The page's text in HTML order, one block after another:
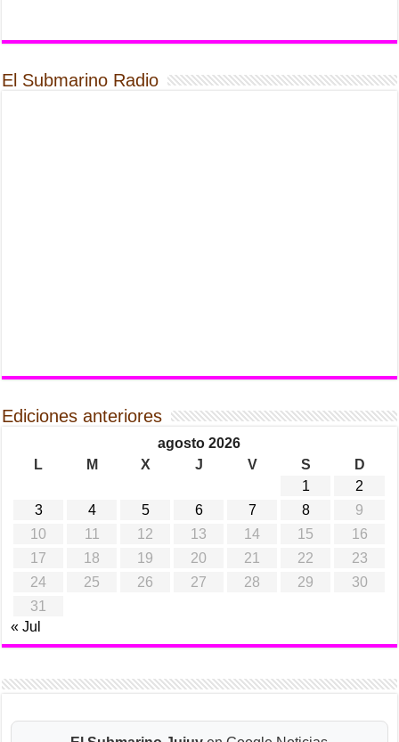
El Submarino Radio
Ediciones anteriores
agosto 2026
L
M X J V S
D
1
2
3
4 5 6 7 8
9
10
11 12 13 14 15
16
17
18 19 20 21 22
23
24
25 26 27 28 29
30
31
« Jul